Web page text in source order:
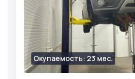
Окупаемость: 23 мес.